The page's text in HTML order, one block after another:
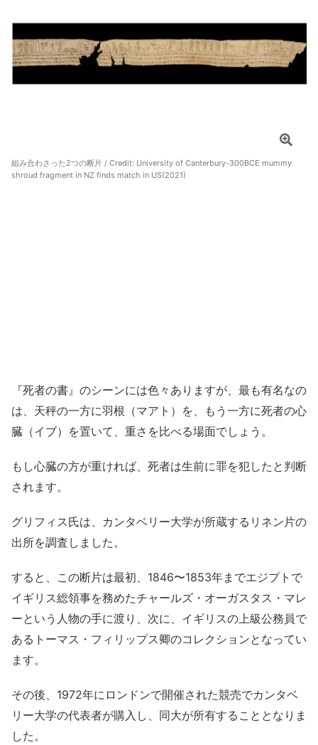
組み合わさった2つの断片 / Credit: University of Canterbury-300BCE mummy
shroud fragment in NZ finds match in US(2021)
『死者の書』のシーンには色々ありますが、最も有名なの
は、天秤の一方に羽根（マアト）を、もう一方に死者の心
臓（イブ）を置いて、重さを比べる場面でしょう。
もし心臓の方が重ければ、死者は生前に罪を犯したと判断
されます。
グリフィス氏は、カンタベリー大学が所蔵するリネン片の
出所を調査しました。
すると、この断片は最初、1846〜1853年までエジプトで
イギリス総領事を務めたチャールズ・オーガスタス・マレ
ーという人物の手に渡り、次に、イギリスの上級公務員で
あるトーマス・フィリップス卿のコレクションとなってい
ます。
その後、1972年にロンドンで開催された競売でカンタベ
リー大学の代表者が購入し、同大が所有することとなりま
した。